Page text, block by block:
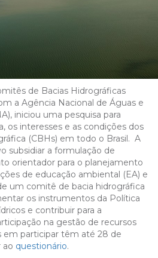
de Bacias Hidrográficas
a Agência Nacional de Águas e
iniciou uma pesquisa para
os interesses e as condições dos
(CBHs) em todo o Brasil. A
subsidiar a formulação de
orientador para o planejamento
de educação ambiental (EA) e
um comitê de bacia hidrográfica
os instrumentos da Política
e contribuir para a
na gestão de recursos
em participar têm até 28 de
ao questionário.